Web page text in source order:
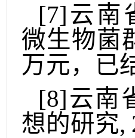
[7] 云南
微生物菌
万元，已
[8]云南
想的研究,